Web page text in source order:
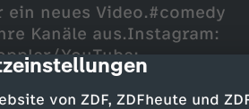
von ZDF, ZDFheute und
neues Video.#comedy
Kanäle aus.Instagram:
YouTube: